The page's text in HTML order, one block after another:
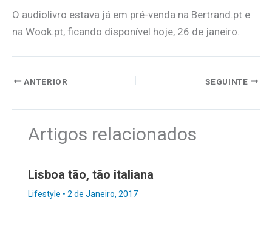
O audiolivro estava já em pré-venda na Bertrand.pt e
na Wook.pt, ficando disponível hoje, 26 de janeiro.
ANTERIOR SEGUINTE
Artigos relacionados
Lisboa tão, tão italiana
Lifestyle • 2 de Janeiro, 2017